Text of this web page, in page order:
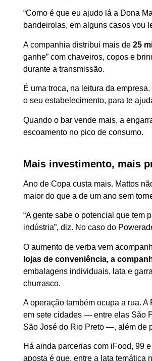
“Como é que eu ajudo lá a Dona
bandeirolas, em alguns casos vou
A companhia distribui mais de25
ganhe” com chaveiros, copos e
durante a transmissão.
É uma troca, na leitura da
o seu estabelecimento, para te
Quando o bar vende mais, a
escoamento no pico de consumo.
Mais investimento, mais
Ano de Copa custa mais. Mattos
maior do que a de um ano sem
“A gente sabe o potencial que tem
indústria”, diz. No caso do
O aumento de verba vem
lojas de conveniência, a
embalagens individuais, lata e
churrasco.
A operação também ocupa a rua.
em sete cidades — entre elas São
São José do Rio Preto —, além de
Há ainda parcerias com iFood, 99
aposta é que, entre a lata temática